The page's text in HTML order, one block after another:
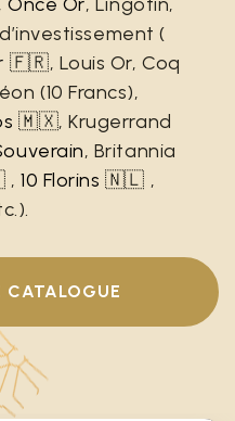
(
🇫🇷, Louis Or, Coq
(10 Francs),
🇲🇽, Krugerrand
, Britannia
, 10 Florins 🇳🇱 ,
CATALOGUE